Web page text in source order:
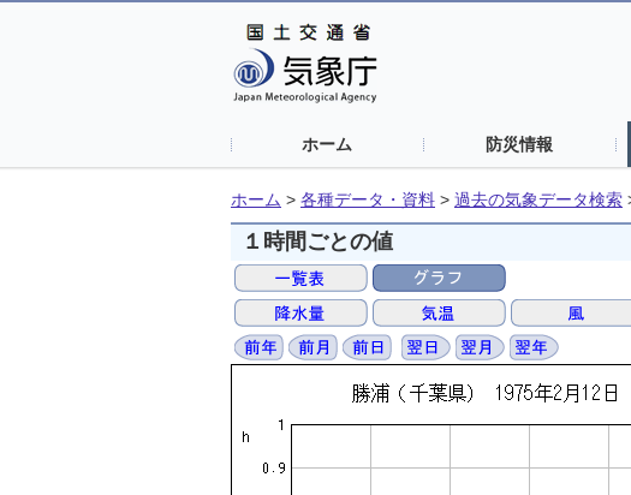
ホーム 防災情報
ホーム > 各種データ・資料 > 過去の気象データ検索
１時間ごとの値